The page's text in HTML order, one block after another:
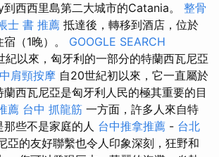
西西里島第二大城市的Catania。 整骨
士 書 推薦 抵達後，轉移到酒店，位於
（1晚）。 GOOGLE SEARCH
紀以來，匈牙利的一部分的特蘭西瓦尼亞
肩頸按摩 自20世紀初以來，它一直屬於
西瓦尼亞是匈牙利人民的極其重要的目
薦 台中 抓龍筋 一方面，許多人來自特
些不是家庭的人 台中推拿推薦 - 台北
亞的友好聯繫也令人印象深刻，狂野和